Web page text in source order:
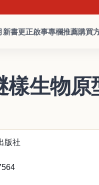
新書更正啟事專欄推薦購買
樣生物原
版社